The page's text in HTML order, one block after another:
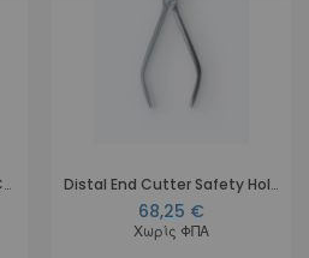
Autoclavable Heavy Duty Cutter with T.C. tips (Mauns) Distal End Cutter Safety Hold with T.C. tips
68,25 €
Χωρίς ΦΠΑ